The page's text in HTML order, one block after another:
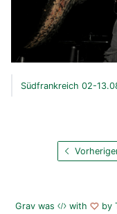
Südfrankreich 02-
Grav was with by